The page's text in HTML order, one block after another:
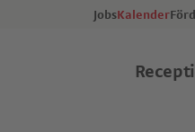
Jobs Kalender